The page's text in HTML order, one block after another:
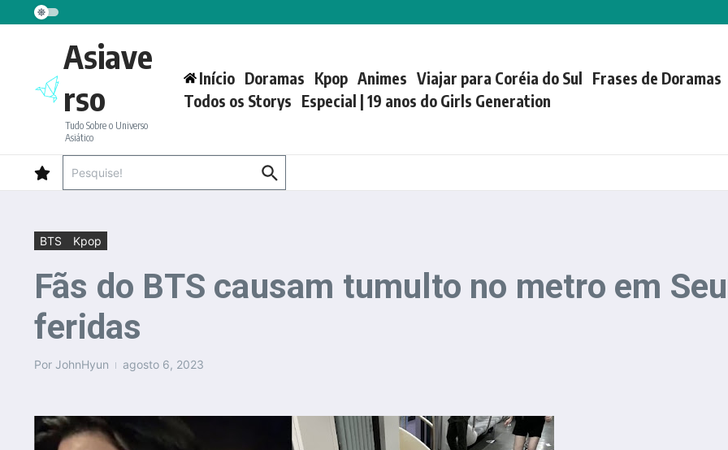
Ir para o conteúdo
Asiave
rso
Tudo Sobre o Universo
Asiático
Início Doramas Kpop Animes Viajar para Coréia do Sul Frases de Doramas
Todos os Storys Especial | 19 anos do Girls Generation
BTS Kpop
Fãs do BTS causam tumulto no metro em
feridas
Por JohnHyun agosto 6, 2023